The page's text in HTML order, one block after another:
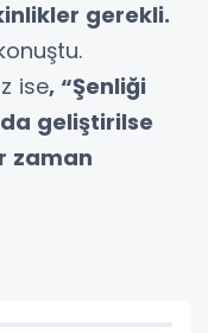
gerekli.
ise, “Şenliği
geliştirilse
zaman